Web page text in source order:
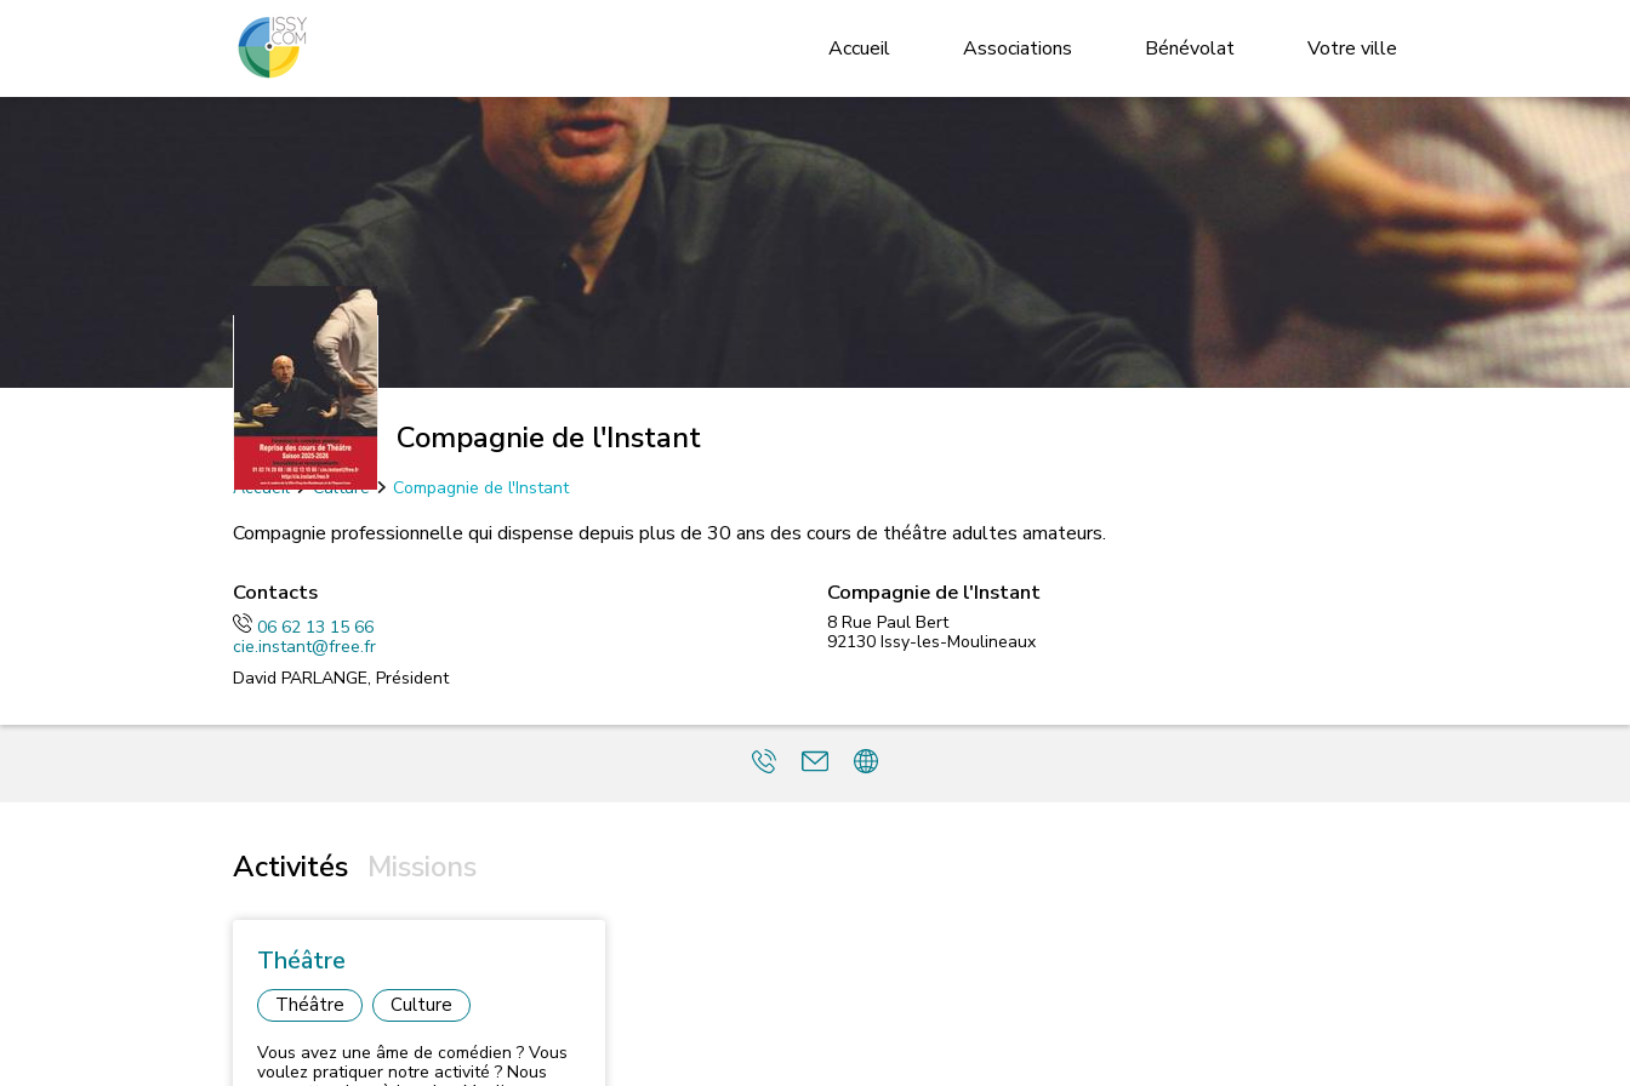
Accueil Associations Bénévolat Votre ville
Compagnie de l'Instant
Accueil Culture Compagnie de l'Instant
Compagnie professionnelle qui dispense depuis plus de 30 ans des cours de théâtre adultes amateurs.
Contacts
06 62 13 15 66
cie.instant@free.fr
David PARLANGE, Président
Compagnie de l'Instant
8 Rue Paul Bert
92130 Issy-les-Moulineaux
Activités Missions
Théâtre
Théâtre Culture
Vous avez une âme de comédien ? Vous
voulez pratiquer notre activité ? Nous